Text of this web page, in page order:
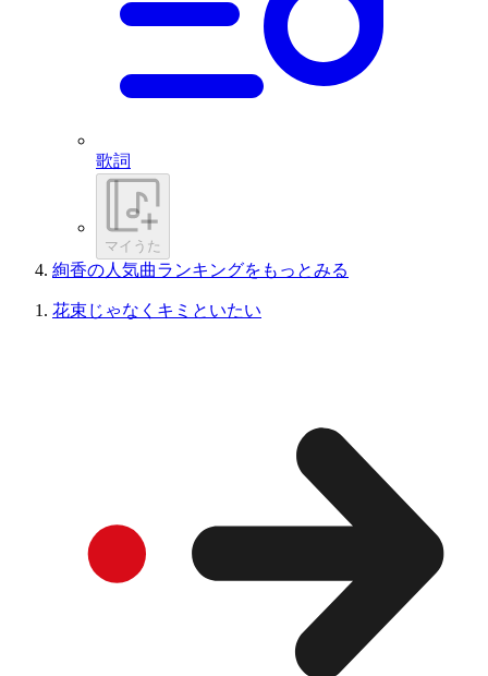
歌詞
マイうた
絢香の人気曲ランキングをもっとみる
花束じゃなくキミといたい